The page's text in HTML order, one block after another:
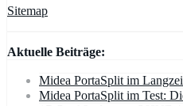
Sitemap
Aktuelle Beiträge:
Midea PortaSplit im
Midea PortaSplit im Test: